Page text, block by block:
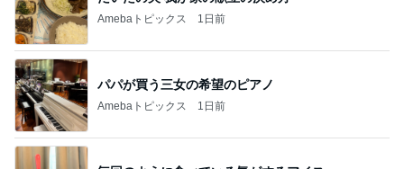
Amebaトピックス 1日前
パパが買う三女の希望のピアノ
Amebaトピックス 1日前